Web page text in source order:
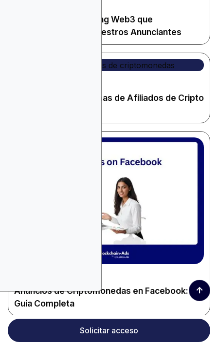
Agencias de Marketing Web3 que
Recomendamos a Nuestros Anunciantes
Los Mejores Programas de Afiliados de Cripto
Anuncios de Criptomonedas en Facebook:
Guía Completa
↑
Solicitar acceso